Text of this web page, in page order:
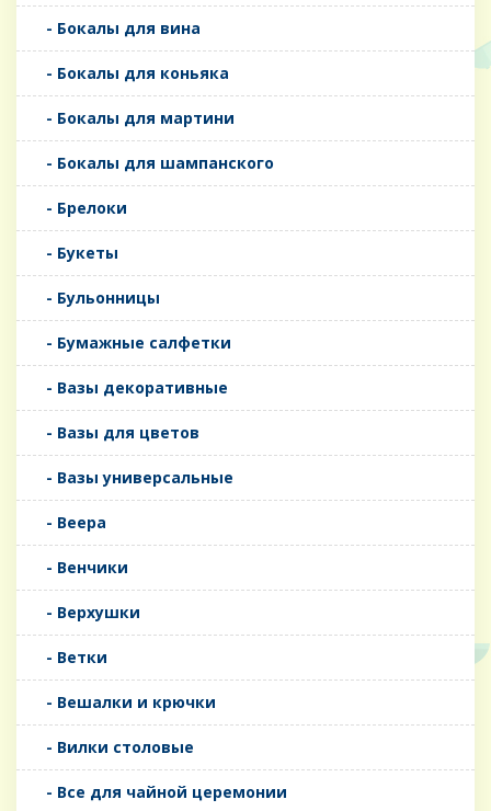
- Бокалы для вина
- Бокалы для коньяка
- Бокалы для мартини
- Бокалы для шампанского
- Брелоки
- Букеты
- Бульонницы
- Бумажные салфетки
- Вазы декоративные
- Вазы для цветов
- Вазы универсальные
- Веера
- Венчики
- Верхушки
- Ветки
- Вешалки и крючки
- Вилки столовые
- Все для чайной церемонии